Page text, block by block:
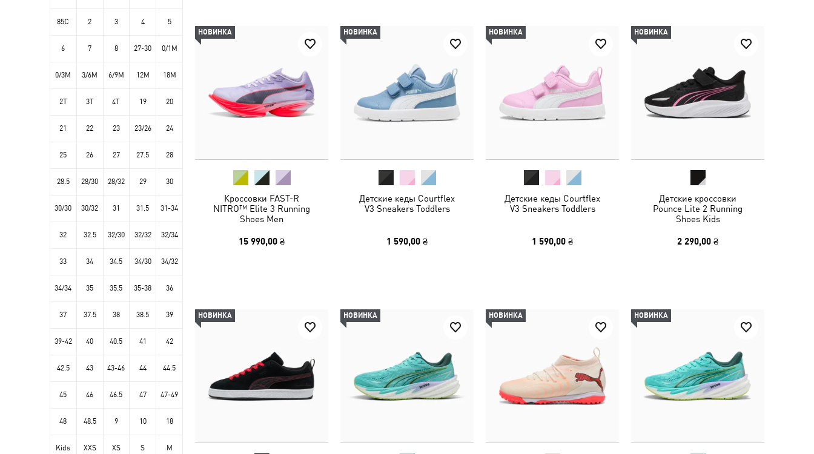
НОВИНКА
Кроссовки FAST-R
NITRO™ Elite 3 Running
Shoes Men
15 990,00 ₴
НОВИНКА
Детские кеды Courtflex
V3 Sneakers Toddlers
1 590,00 ₴
НОВИНКА
Детские кеды Courtflex
V3 Sneakers Toddlers
1 590,00 ₴
НОВИНКА
Детские кроссовки
Pounce Lite 2 Running
Shoes Kids
2 290,00 ₴
НОВИНКА НОВИНКА НОВИНКА НОВИНКА
85C 2 3 4 5
6 7 8 27-30 0/1M
0/3M 3/6M 6/9M 12M 18M
2T 3T 4T 19 20
21 22 23 23/26 24
25 26 27 27.5 28
28.5 28/30 28/32 29 30
30/30 30/32 31 31.5 31-34
32 32.5 32/30 32/32 32/34
33 34 34.5 34/30 34/32
34/34 35 35.5 35-38 36
37 37.5 38 38.5 39
39-42 40 40.5 41 42
42.5 43 43-46 44 44.5
45 46 46.5 47 47-49
48 48.5 9 10 18
Kids XXS XS S M